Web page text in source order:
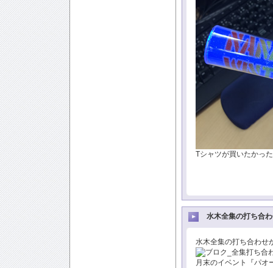
Tシャツが買いたかっ
水木全集の打ち合
水木全集の打ち合わせ
月末のイベント『パオ